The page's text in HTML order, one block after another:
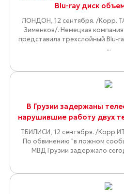
Blu-ray диск
ЛОНДОН, 12 сентября. /Корр.
Зименков/. Немецкая
представила трехслойный Blu-
...
В Грузии задержаны
нарушившие работу двух
ТБИЛИСИ, 12 сентября. /
По обвинению "в ложном
МВД Грузии задержало